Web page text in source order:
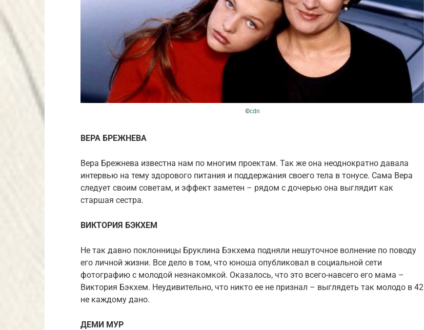
©cdn
ВЕРА БРЕЖНЕВА
Вера Брежнева известна нам по многим проектам. Так же она неоднократно давала
интервью на тему здорового питания и поддержания своего тела в тонусе. Сама Вера
следует своим советам, и эффект заметен – рядом с дочерью она выглядит как
старшая сестра.
ВИКТОРИЯ БЭКХЕМ
Не так давно поклонницы Бруклина Бэкхема подняли нешуточное волнение по поводу
его личной жизни. Все дело в том, что юноша опубликовал в социальной сети
фотографию с молодой незнакомкой. Оказалось, что это всего-навсего его мама –
Виктория Бэкхем. Неудивительно, что никто ее не признал – выглядеть так молодо в 42
не каждому дано.
ДЕМИ МУР